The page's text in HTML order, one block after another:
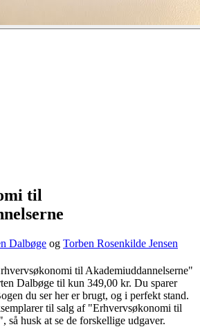
til
Dalbøge og Torben Rosenkilde Jensen
til Akademiuddannelserne"
Dalbøge til kun 349,00 kr. Du sparer
du ser her er brugt, og i perfekt stand.
til salg af "Erhvervsøkonomi til
så husk at se de forskellige udgaver.